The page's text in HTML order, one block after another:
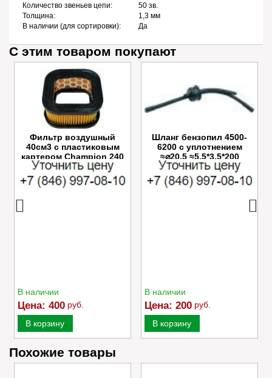
Количество звеньев цепи:
50 зв.
Толщина:
1,3 мм
В наличии (для сортировки):
Да
С этим товаром покупают
Фильтр воздушный
40см3 с пластиковым
картером Champion 240
В наличии
Цена: 400 руб.
В корзину
Шланг бензопил 4500-
6200 с уплотнением
≈⌀20,5 ≈5.5*3.5*200
В наличии
Цена: 200 руб.
В корзину
Похожие товары